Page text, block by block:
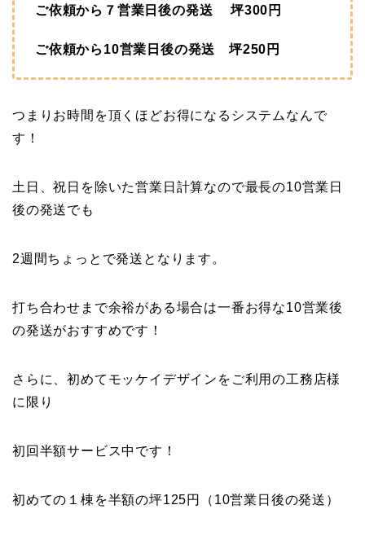
ご依頼から７営業日後の発送 坪300円
ご依頼から10営業日後の発送 坪250円
つまりお時間を頂くほどお得になるシステムなんで
す！
土日、祝日を除いた営業日計算なので最長の10営業日
後の発送でも
2週間ちょっとで発送となります。
打ち合わせまで余裕がある場合は一番お得な10営業後
の発送がおすすめです！
さらに、初めてモッケイデザインをご利用の工務店様
に限り
初回半額サービス中です！
初めての１棟を半額の坪125円（10営業日後の発送）